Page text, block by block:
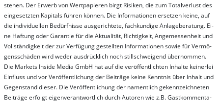
steh­en. Der Er­werb von Wert­pa­pier­en birgt Ri­si­ken, die zum To­tal­ver­lust des
ein­ge­setz­ten Ka­pi­tals füh­ren kön­nen. Die In­for­ma­tion­en er­setz­en kei­ne, auf
die in­di­vi­du­el­len Be­dür­fnis­se aus­ge­rich­te­te, fach­kun­di­ge An­la­ge­be­ra­tung. Ei­
ne Haf­tung oder Ga­ran­tie für die Ak­tu­ali­tät, Rich­tig­keit, An­ge­mes­sen­heit und
Vol­lständ­ig­keit der zur Ver­fü­gung ge­stel­lt­en In­for­ma­tion­en so­wie für Ver­mö­
gens­schä­den wird we­der aus­drück­lich noch stil­lschwei­gend über­nom­men.
Die Mar­kets In­side Me­dia GmbH hat auf die ver­öf­fent­lich­ten In­hal­te kei­ner­lei
Ein­fluss und vor Ver­öf­fent­lich­ung der Bei­trä­ge kei­ne Ken­nt­nis über In­halt und
Ge­gen­stand die­ser. Die Ver­öf­fent­lich­ung der na­ment­lich ge­kenn­zeich­net­en
Bei­trä­ge er­folgt ei­gen­ver­ant­wort­lich durch Au­tor­en wie z.B. Gast­kom­men­ta­